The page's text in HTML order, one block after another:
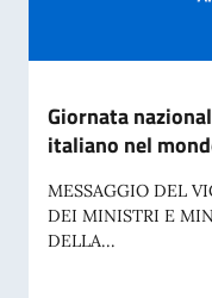
Giornata
italiano nel
MESSAGGIO DEL
DEI MINISTRI E
DELLA...